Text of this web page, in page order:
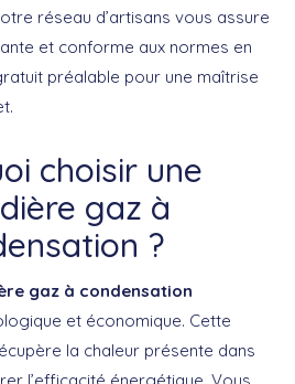
réseau d’artisans vous assure
et conforme aux normes en
préalable pour une maîtrise
choisir une
gaz à
?
gaz à condensation
et économique. Cette
la chaleur présente dans